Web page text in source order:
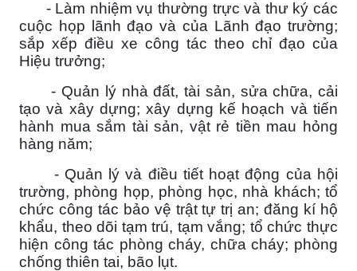
- Làm nhiệm vụ thường trực và thư ký các
cuộc họp lãnh đạo và của Lãnh đạo trường;
sắp xếp điều xe công tác theo chỉ đạo của
Hiệu trưởng;
- Quản lý nhà đất, tài sản, sửa chữa, cải
tạo và xây dựng; xây dựng kế hoạch và tiến
hành mua sắm tài sản, vật rẻ tiền mau hỏng
hàng năm;
- Quản lý và điều tiết hoạt động của hội
trường, phòng họp, phòng học, nhà khách; tổ
chức công tác bảo vệ trật tự trị an; đăng kí hộ
khẩu, theo dõi tạm trú, tạm vắng; tổ chức thực
hiện công tác phòng cháy, chữa cháy; phòng
chống thiên tai, bão lụt.